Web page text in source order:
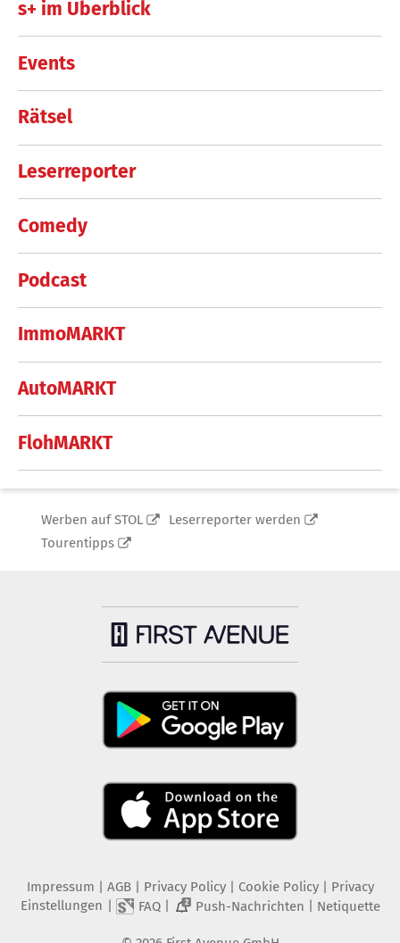
s+ im Überblick
Events
Rätsel
Leserreporter
Comedy
Podcast
ImmoMARKT
AutoMARKT
FlohMARKT
Werben auf STOL
Leserreporter werden
Tourentipps
Impressum | AGB | Privacy Policy| Cookie Policy| Privacy
Einstellungen | FAQ| 2 Push-Nachrichten | Netiquette